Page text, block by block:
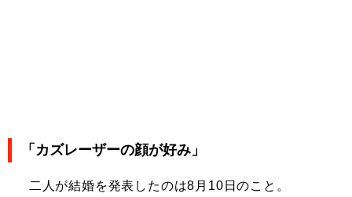
「カズレーザーの顔が好み」
二人が結婚を発表したのは8月10日のこと。